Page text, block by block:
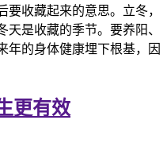
收藏起来的意思。立冬，
是收藏的季节。要养阳、
年的身体健康埋下根基，因
更有效